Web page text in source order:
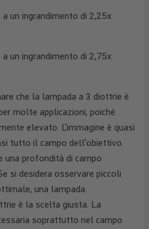
un ingrandimento di 2,25x
un ingrandimento di 2,75x
che la lampada a 3 diottrie è
molte applicazioni, poiché
elevato. L'immagine è quasi
tutto il campo dell'obiettivo.
una profondità di campo
si desidera osservare piccoli
una lampada
è la scelta giusta. La
soprattutto nel campo